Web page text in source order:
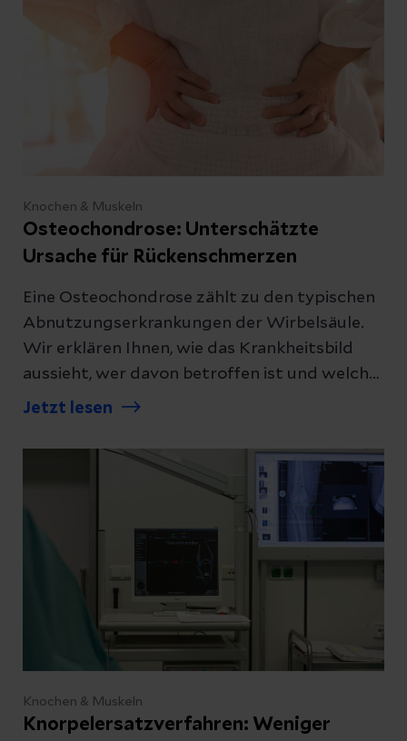
Knochen & Muskeln
Osteochondrose: Unterschätzte
Ursache für Rückenschmerzen
Eine Osteochondrose zählt zu den typischen
Abnutzungserkrankungen der Wirbelsäule.
Wir erklären Ihnen, wie das Krankheitsbild
aussieht, wer davon betroffen ist und welche
Therapie Schmerzen lindern kann.
Jetzt lesen
Knochen & Muskeln
Knorpelersatzverfahren: Weniger